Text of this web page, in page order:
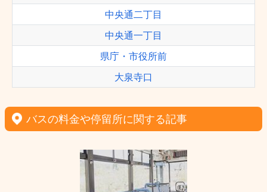
中央通二丁目
中央通一丁目
県庁・市役所前
大泉寺口
バスの料金や停留所に関する記事